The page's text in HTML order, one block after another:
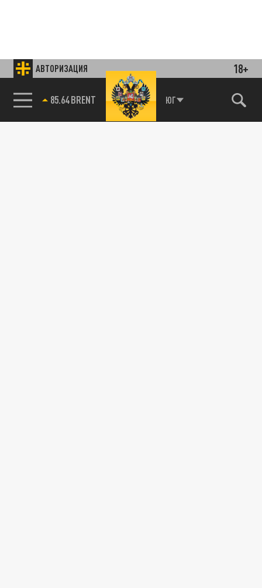
АВТОРИЗАЦИЯ 18+
85.64 BRENT ЮГ